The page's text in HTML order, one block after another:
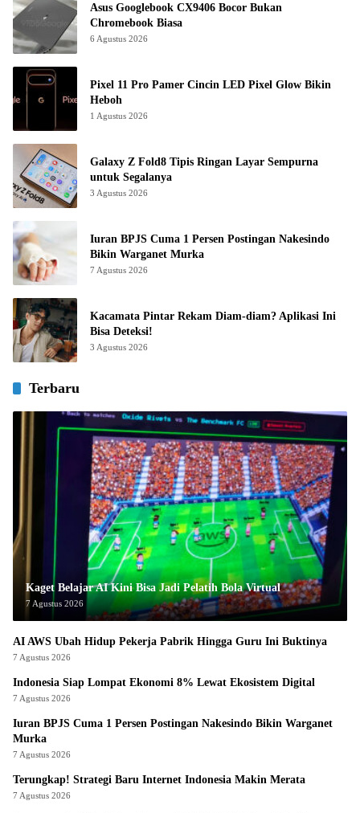
Asus Googlebook CX9406 Bocor Bukan
Chromebook Biasa
6 Agustus 2026
Pixel 11 Pro Pamer Cincin LED Pixel Glow Bikin
Heboh
1 Agustus 2026
Galaxy Z Fold8 Tipis Ringan Layar Sempurna
untuk Segalanya
3 Agustus 2026
Iuran BPJS Cuma 1 Persen Postingan Nakesindo
Bikin Warganet Murka
7 Agustus 2026
Kacamata Pintar Rekam Diam-diam? Aplikasi Ini
Bisa Deteksi!
3 Agustus 2026
Terbaru
Kaget Belajar AI Kini Bisa Jadi Pelatih Bola Virtual
7 Agustus 2026
AI AWS Ubah Hidup Pekerja Pabrik Hingga Guru Ini Buktinya
7 Agustus 2026
Indonesia Siap Lompat Ekonomi 8% Lewat Ekosistem Digital
7 Agustus 2026
Iuran BPJS Cuma 1 Persen Postingan Nakesindo Bikin Warganet
Murka
7 Agustus 2026
Terungkap! Strategi Baru Internet Indonesia Makin Merata
7 Agustus 2026